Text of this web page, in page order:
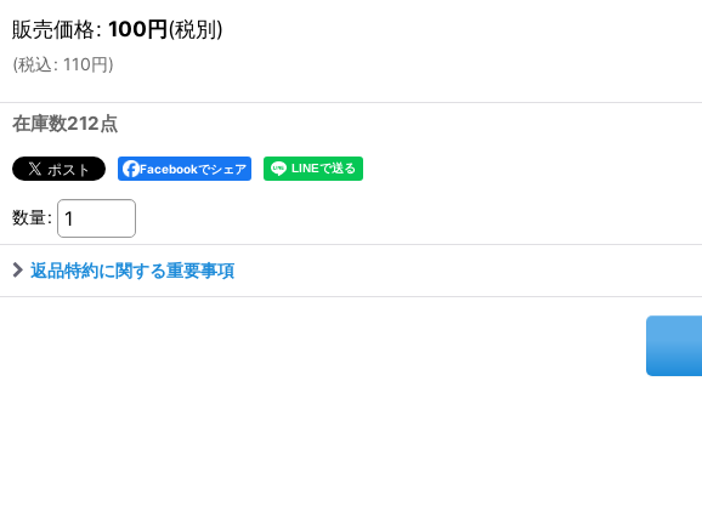
販売価格: 100円(税別)
(税込: 110円)
在庫数212点
Facebookでシェア
数量:
返品特約に関する重要事項